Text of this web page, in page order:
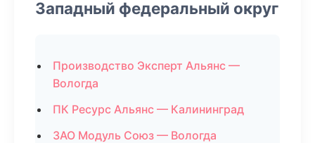
Западный федеральный округ
Производство Эксперт Альянс —
Вологда
ПК Ресурс Альянс — Калининград
ЗАО Модуль Союз — Вологда